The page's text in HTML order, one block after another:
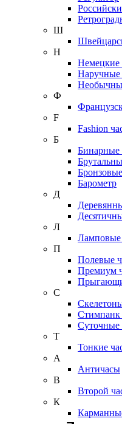
Ш
Н
Немецкие
Наручные
Ф
F
Fashion
Б
Бинарные
Барометр
Д
Л
Ламповые
П
Полевые
Премиум
С
Стимпанк
Суточные
Т
Тонкие
А
Античасы
В
Второй
К